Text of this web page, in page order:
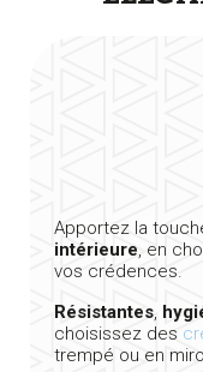
Apportez la
intérieure , en
vos crédences.
Résistantes,
choisissez des
trempé ou en